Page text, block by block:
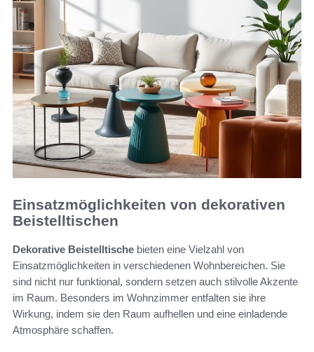
Einsatzmöglichkeiten von dekorativen
Beistelltischen
Dekorative Beistelltische bieten eine Vielzahl von
Einsatzmöglichkeiten in verschiedenen Wohnbereichen. Sie
sind nicht nur funktional, sondern setzen auch stilvolle Akzente
im Raum. Besonders im Wohnzimmer entfalten sie ihre
Wirkung, indem sie den Raum aufhellen und eine einladende
Atmosphäre schaffen.